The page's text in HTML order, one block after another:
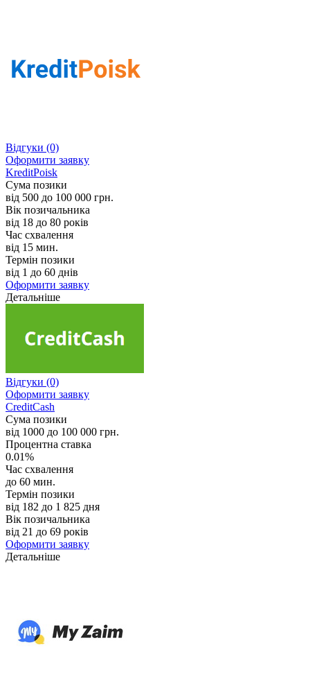
Відгуки (0)
Оформити заявку
KreditPoisk
Сума позики
від 500 до 100 000 грн.
Вік позичальника
від 18 до 80 років
Час схвалення
від 15 мин.
Термін позики
від 1 до 60 днів
Оформити заявку
Детальніше
Відгуки (0)
Оформити заявку
CreditCash
Сума позики
від 1000 до 100 000 грн.
Процентна ставка
0.01%
Час схвалення
до 60 мин.
Термін позики
від 182 до 1 825 дня
Вік позичальника
від 21 до 69 років
Оформити заявку
Детальніше